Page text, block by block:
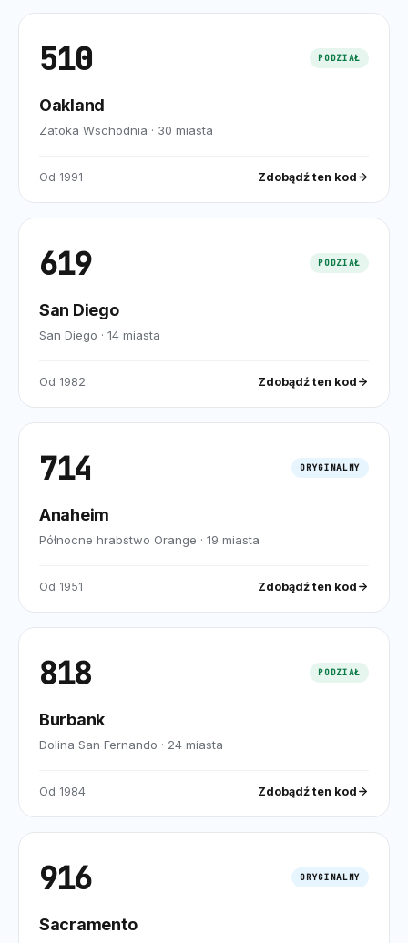
510 PODZIAŁ
Oakland
Zatoka Wschodnia · 30 miasta
Od 1991 Zdobądź ten kod
619 PODZIAŁ
San Diego
San Diego · 14 miasta
Od 1982 Zdobądź ten kod
714 ORYGINALNY
Anaheim
Północne hrabstwo Orange · 19 miasta
Od 1951 Zdobądź ten kod
818 PODZIAŁ
Burbank
Dolina San Fernando · 24 miasta
Od 1984 Zdobądź ten kod
916 ORYGINALNY
Sacramento